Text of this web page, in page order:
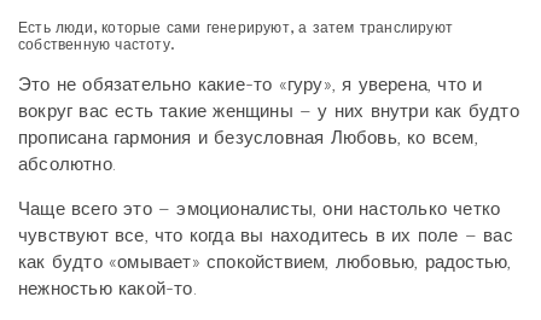
Есть люди, которые сами генерируют, а затем транслируют
собственную частоту.
Это не обязательно какие-то «гуру», я уверена, что и
вокруг вас есть такие женщины – у них внутри как будто
прописана гармония и безусловная Любовь, ко всем,
абсолютно.
Чаще всего это – эмоционалисты, они настолько четко
чувствуют все, что когда вы находитесь в их поле – вас
как будто «омывает» спокойствием, любовью, радостью,
нежностью какой-то.